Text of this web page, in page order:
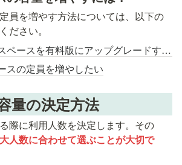
員を増やす方法については、以下の
ださい。
無料版ワークスペースを有料版にアップグレードする（定員を増やす・有料機能の解放）
スの定員を増やしたい
量の決定方法
際に利用人数を決定します。その
人数に合わせて選ぶことが大切で